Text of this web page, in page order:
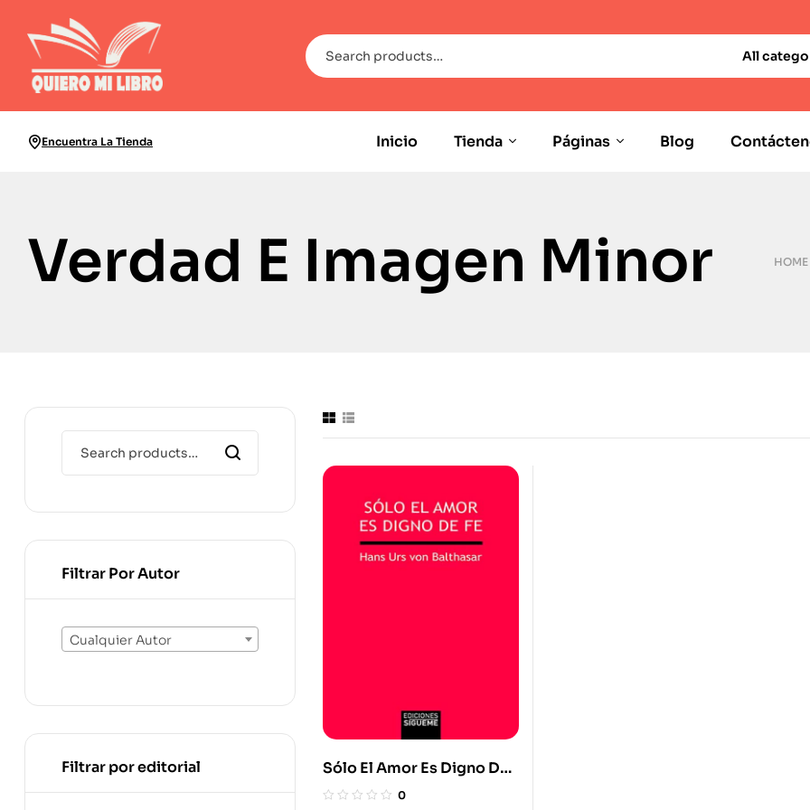
All
Encuentra La Tienda Inicio Tienda Páginas Blog
Verdad E Imagen Minor HOME
Sólo El Amor Es Digno De
Fe
0
Filtrar Por Autor
Cualquier Autor
Filtrar por editorial